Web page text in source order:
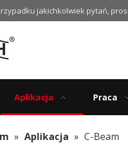
jakichkolwiek pytań,
Aplikacja Praca
» Aplikacja » C-Beam